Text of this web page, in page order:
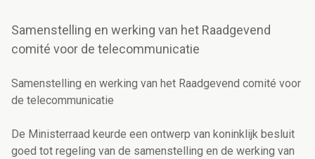
Samenstelling en werking van het Raadgevend
comité voor de telecommunicatie
Samenstelling en werking van het Raadgevend comité voor
de telecommunicatie
De Ministerraad keurde een ontwerp van koninklijk besluit
goed tot regeling van de samenstelling en de werking van